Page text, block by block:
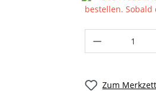
bestellen.
Produkt
Zum